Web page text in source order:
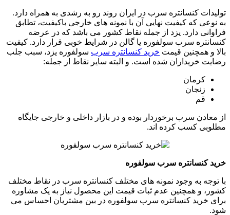
تولیدات کنسانتره سرب در ایران روند رو به رشدی به همراه دارد.
به نوعی که کیفیت نهایی آن با نمونه های خارجی باکیفیت، تطابق
فراوانی دارد. یزد از جمله نقاط کشور می باشد که در عرضه
کنسانتره سرب سولفوره یا گالن در شرایط خوبی قرار دارد. کیفیت
بالا و همچنین قیمت خرید کنسانتره سرب سولفوره یزد، سبب جلب
رضایت خریداران شده است. و البته سایر نقاط از جمله:
کرمان
زنجان
قم
از معادن سرب برخوردار بوده و در بازار داخلی و خارجی جایگاه
مطلوبی کسب کرده اند.
خرید کنسانتره سرب سولفوره
با توجه به وجود نمونه های مختلف کنسانتره سرب در نقاط مختلف
کشور، و همچنین عدم ثبات قیمت این محصول نیاز به یک مشاوره
برای خرید کنسانتره سرب سولفوره در بین مشتریان احساس می
شود.